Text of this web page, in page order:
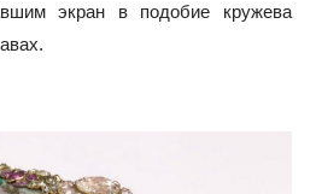
экран в подобие кружева